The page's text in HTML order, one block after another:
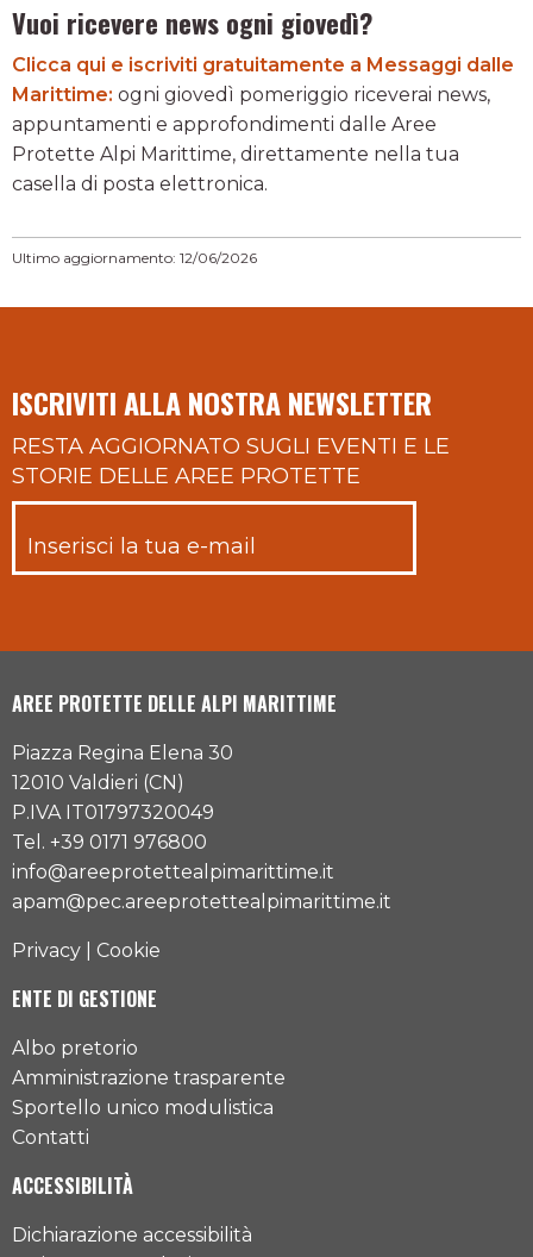
Vuoi ricevere news ogni giovedì?
Clicca qui e iscriviti gratuitamente a Messaggi dalle
Marittime: ogni giovedì pomeriggio riceverai news,
appuntamenti e approfondimenti dalle Aree
Protette Alpi Marittime, direttamente nella tua
casella di posta elettronica.
Ultimo aggiornamento: 12/06/2026
ISCRIVITI ALLA NOSTRA NEWSLETTER
RESTA AGGIORNATO SUGLI EVENTI E LE
STORIE DELLE AREE PROTETTE
AREE PROTETTE DELLE ALPI MARITTIME
Piazza Regina Elena 30
12010 Valdieri (CN)
P.IVA IT01797320049
Tel. +39 0171 976800
info@areeprotettealpimarittime.it
apam@pec.areeprotettealpimarittime.it
Privacy Cookie
ENTE DI GESTIONE
Albo pretorio
Amministrazione trasparente
Sportello unico modulistica
Contatti
ACCESSIBILITÀ
Dichiarazione accessibilità